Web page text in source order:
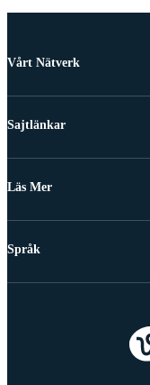
Vårt Nätverk
Sajtlänkar
Läs Mer
Språk